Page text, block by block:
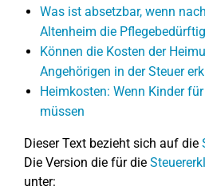
Was ist absetzbar, wenn
Altenheim die
Können die Kosten der
Angehörigen in der Steuer
Heimkosten: Wenn Kinder
müssen
Dieser Text bezieht sich auf die
Die Version die für die
unter: